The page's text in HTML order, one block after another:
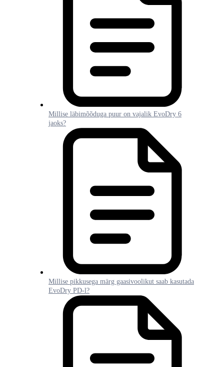
Millise läbimõõduga puur on vajalik EvoDry 6
jaoks?
Millise pikkusega märg gaasivoolikut saab kasutada
EvoDry PD-l?